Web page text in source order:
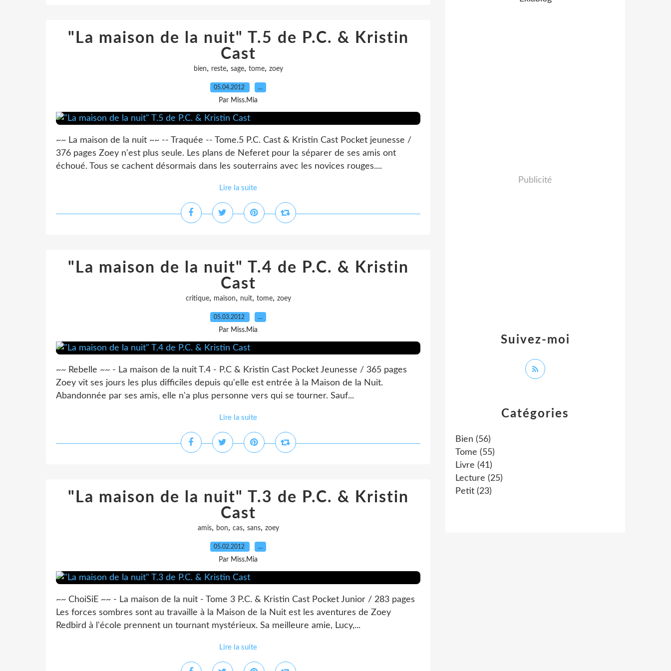
"La maison de la nuit" T.5 de P.C. & Kristin
Cast
bien, reste, sage, tome, zoey
05.04.2012 …
Par Miss.Mia
~~ La maison de la nuit ~~ -- Traquée -- Tome.5 P.C. Cast & Kristin Cast Pocket jeunesse /
376 pages Zoey n'est plus seule. Les plans de Neferet pour la séparer de ses amis ont
échoué. Tous se cachent désormais dans les souterrains avec les novices rouges....
Lire la suite
"La maison de la nuit" T.4 de P.C. & Kristin
Cast
critique, maison, nuit, tome, zoey
05.03.2012 …
Par Miss.Mia
~~ Rebelle ~~ - La maison de la nuit T.4 - P.C & Kristin Cast Pocket Jeunesse / 365 pages
Zoey vit ses jours les plus difficiles depuis qu'elle est entrée à la Maison de la Nuit.
Abandonnée par ses amis, elle n'a plus personne vers qui se tourner. Sauf...
Lire la suite
"La maison de la nuit" T.3 de P.C. & Kristin
Cast
amis, bon, cas, sans, zoey
05.02.2012 …
Par Miss.Mia
~~ ChoiSiE ~~ - La maison de la nuit - Tome 3 P.C. & Kristin Cast Pocket Junior / 283 pages
Les forces sombres sont au travaille à la Maison de la Nuit est les aventures de Zoey
Redbird à l'école prennent un tournant mystérieux. Sa meilleure amie, Lucy,...
Lire la suite
Catégories
Bien (56)
Tome (55)
Livre (41)
Lecture (25)
Petit (23)
Suivez-moi
Publicité